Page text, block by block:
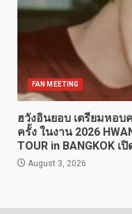
FAN MEETING
ฮวังอินยอบ เตรียมหอ
ครั้ง ในงาน 2026
TOUR in BANGKOK
August 3, 2026